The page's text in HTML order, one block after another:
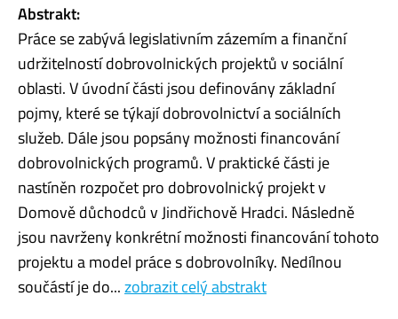
Abstrakt:
Práce se zabývá legislativním zázemím a finanční
udržitelností dobrovolnických projektů v sociální
oblasti. V úvodní části jsou definovány základní
pojmy, které se týkají dobrovolnictví a sociálních
služeb. Dále jsou popsány možnosti financování
dobrovolnických programů. V praktické části je
nastíněn rozpočet pro dobrovolnický projekt v
Domově důchodců v Jindřichově Hradci. Následně
jsou navrženy konkrétní možnosti financování tohoto
projektu a model práce s dobrovolníky. Nedílnou
součástí je do...zobrazit celý abstrakt